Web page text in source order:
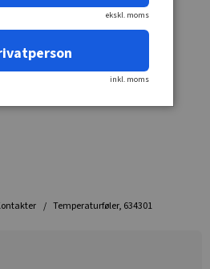
Temperaturføler, 634301
ekskl. moms
inkl. moms